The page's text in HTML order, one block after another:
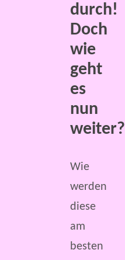
durch!
Doch
wie
geht
es
nun
weiter?
Wie
werden
diese
am
besten